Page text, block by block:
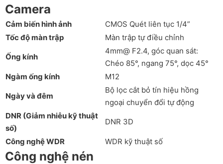
Camera
Cảm biến hình ảnh
CMOS Quét liên tục 1/4”
Tốc độ màn trập
Màn trập tự điều chỉnh
Ống kính
4mm@ F2.4, góc quan sát:
Chéo 85°, ngang 75°, dọc 45°
Ngàm ống kính
M12
Ngày và đêm
Bộ lọc cắt bỏ tín hiệu hồng
ngoại chuyển đổi tự động
DNR (Giảm nhiễu kỹ thuật
số)
DNR 3D
Công nghệ WDR WDR kỹ thuật số
Công nghệ nén